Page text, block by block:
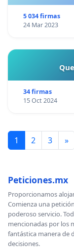
5 034 firmas
24 Mar 2023
34 firmas
15 Oct 2024
1 2 3 »
Peticiones.mx
Proporcionamos
Comienza una
poderoso servicio.
mencionadas por los
fantástica manera de
decisiones.